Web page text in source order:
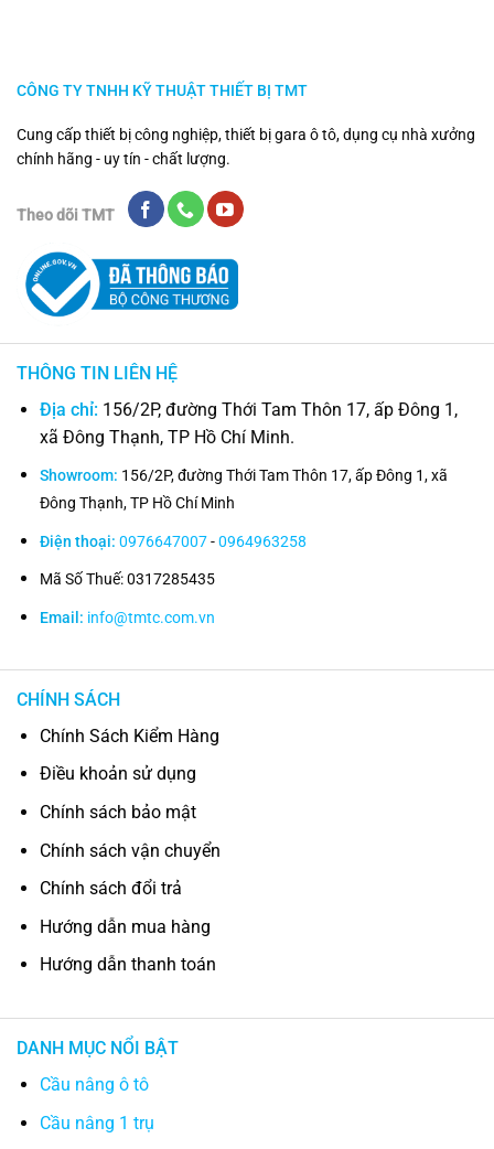
CÔNG TY TNHH KỸ THUẬT THIẾT BỊ TMT
Cung cấp thiết bị công nghiệp, thiết bị gara ô tô, dụng cụ nhà xưởng
chính hãng - uy tín - chất lượng.
Theo dõi TMT
THÔNG TIN LIÊN HỆ
Địa chỉ: 156/2P, đường Thới Tam Thôn 17, ấp Đông 1,
xã Đông Thạnh, TP Hồ Chí Minh.
Showroom: 156/2P, đường Thới Tam Thôn 17, ấp Đông 1, xã
Đông Thạnh, TP Hồ Chí Minh
Điện thoại: 0976647007-0964963258
Mã Số Thuế: 0317285435
Email: info@tmtc.com.vn
CHÍNH SÁCH
Chính Sách Kiểm Hàng
Điều khoản sử dụng
Chính sách bảo mật
Chính sách vận chuyển
Chính sách đổi trả
Hướng dẫn mua hàng
Hướng dẫn thanh toán
DANH MỤC NỔI BẬT
Cầu nâng ô tô
Cầu nâng 1 trụ